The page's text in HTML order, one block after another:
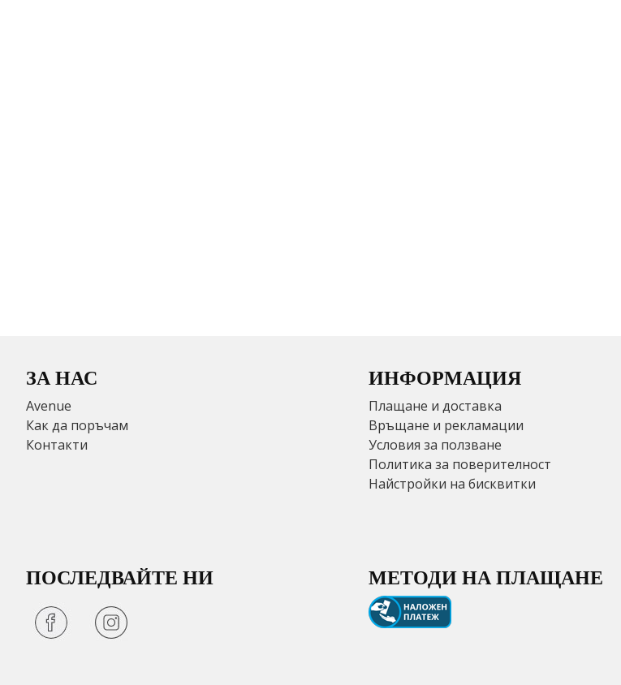
ЗА НАС
Avenue
Как да поръчам
Контакти
ИНФОРМАЦИЯ
Плащане и доставка
Връщане и рекламации
Условия за ползване
Политика за поверителност
Найстройки на бисквитки
ПОСЛЕДВАЙТЕ НИ МЕТОДИ НА ПЛАЩАНЕ